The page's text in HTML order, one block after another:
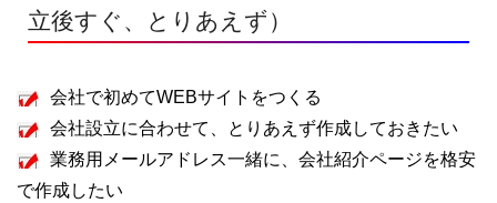
立後すぐ、とりあえず）
会社で初めてWEBサイトをつくる
会社設立に合わせて、とりあえず作成しておきたい
業務用メールアドレス一緒に、会社紹介ページを格安
で作成したい